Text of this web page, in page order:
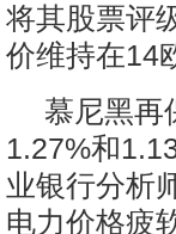
将其股票评
价维持在14
慕尼黑再
1.27%和
业银行分析
电力价格疲